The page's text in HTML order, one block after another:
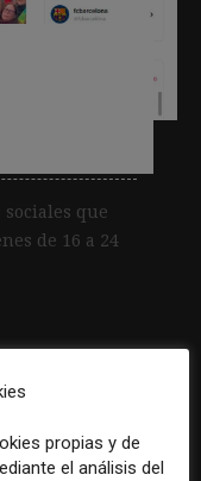
que
de 16 a 24
propias y de
el análisis del